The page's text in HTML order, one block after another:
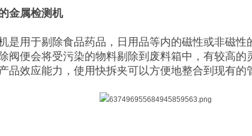
金属检测机
是用于剔除食品药品，日用品等内的磁性或非磁
阀便会将受污染的物料剔除到废料箱中，有较高
品效应能力，使用快拆夹可以方便地整合到现有的